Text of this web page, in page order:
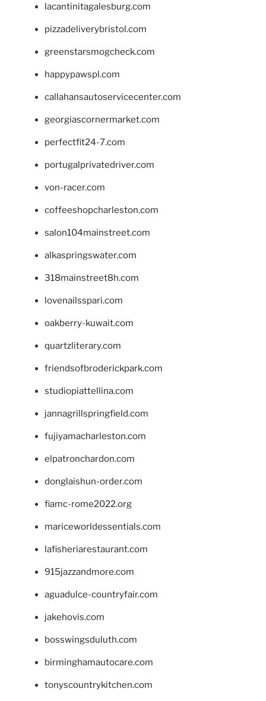
lacantinitagalesburg.com
pizzadeliverybristol.com
greenstarsmogcheck.com
happypawspl.com
callahansautoservicecenter.com
georgiascornermarket.com
perfectfit24-7.com
portugalprivatedriver.com
von-racer.com
coffeeshopcharleston.com
salon104mainstreet.com
alkaspringswater.com
318mainstreet8h.com
lovenailsspari.com
oakberry-kuwait.com
quartzliterary.com
friendsofbroderickpark.com
studiopiattellina.com
jannagrillspringfield.com
fujiyamacharleston.com
elpatronchardon.com
donglaishun-order.com
fiamc-rome2022.org
mariceworldessentials.com
lafisheriarestaurant.com
915jazzandmore.com
aguadulce-countryfair.com
jakehovis.com
bosswingsduluth.com
birminghamautocare.com
tonyscountrykitchen.com